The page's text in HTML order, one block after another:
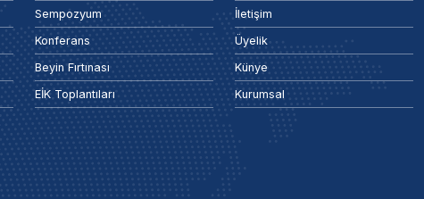
Sempozyum
Konferans
Beyin Fırtınası
EİK Toplantıları
İletişim
Üyelik
Künye
Kurumsal